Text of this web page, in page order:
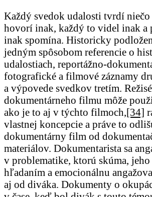
Každý svedok udalosti tvrdí
hovorí inak, každý to videl inak a
inak spomína. Historicky
jedným spôsobom referencie o
udalostiach, reportážno-
fotografické a filmové záznamy
a výpovede svedkov tretím.
dokumentárneho filmu môže
ako je to aj v týchto filmoch,[34]
vlastnej koncepcie a práve to
dokumentárny film od
materiálov. Dokumentarista sa
v problematike, ktorú skúma, jeho
hľadaním a emocionálnu
aj od diváka. Dokumenty o